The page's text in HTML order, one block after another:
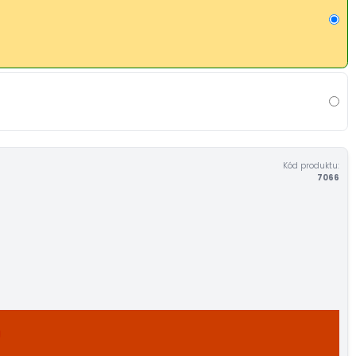
Kód produktu:
7066